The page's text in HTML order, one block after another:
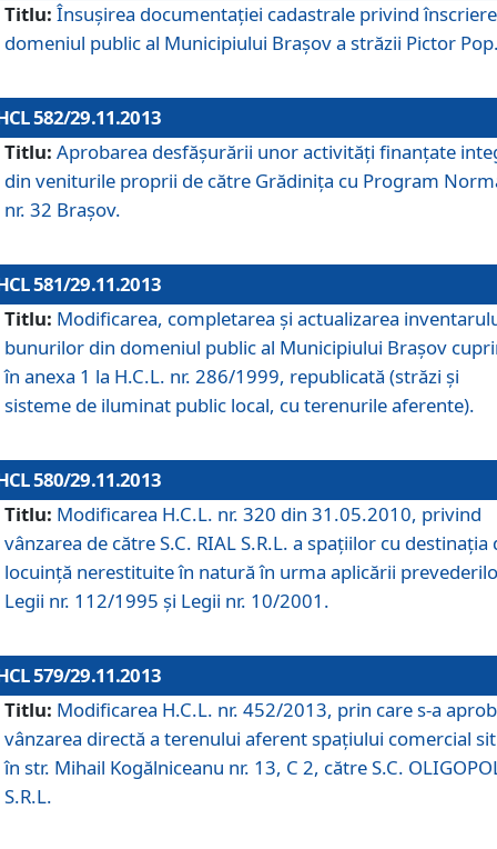
Titlu: Însuşirea documentaţiei cadastrale privind
domeniul public al Municipiului Braşov a străzii Pictor
582/29.11.2013
Titlu: Aprobarea desfăşurării unor activităţi finanţate
din veniturile proprii de către Grădiniţa cu Program
nr. 32 Braşov.
581/29.11.2013
Titlu: Modificarea, completarea şi actualizarea
bunurilor din domeniul public al Municipiului Braşov
în anexa 1 la H.C.L. nr. 286/1999, republicată (străzi şi
sisteme de iluminat public local, cu terenurile aferente).
580/29.11.2013
Titlu: Modificarea H.C.L. nr. 320 din 31.05.2010, privind
vânzarea de către S.C. RIAL S.R.L. a spaţiilor cu destinaţia
locuinţă nerestituite în natură în urma aplicării
Legii nr. 112/1995 şi Legii nr. 10/2001.
579/29.11.2013
Titlu: Modificarea H.C.L. nr. 452/2013, prin care s-a
vânzarea directă a terenului aferent spaţiului comercial
în str. Mihail Kogălniceanu nr. 13, C 2, către S.C.
S.R.L.